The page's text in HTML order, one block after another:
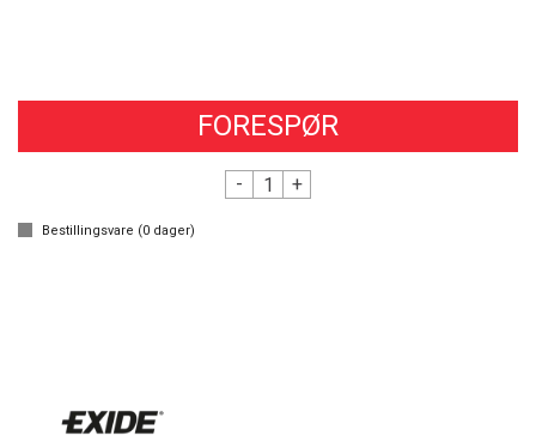
FORESPØR
- +
Bestillingsvare (0 dager)